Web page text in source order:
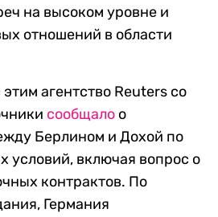
на высоком уровне и
отношений в области
агентство Reuters со
сообщало о
Берлином и Дохой по
условий, включая вопрос о
контрактов. По
Германия